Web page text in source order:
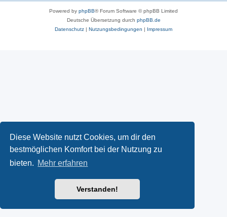
Diese Website nutzt Cookies, um dir den
bestmöglichen Komfort bei der Nutzung zu
bieten. Mehr erfahren
Verstanden!
Powered by phpBB® Forum Software © phpBB Limited
Deutsche Übersetzung durch phpBB.de
Datenschutz | Nutzungsbedingungen | Impressum